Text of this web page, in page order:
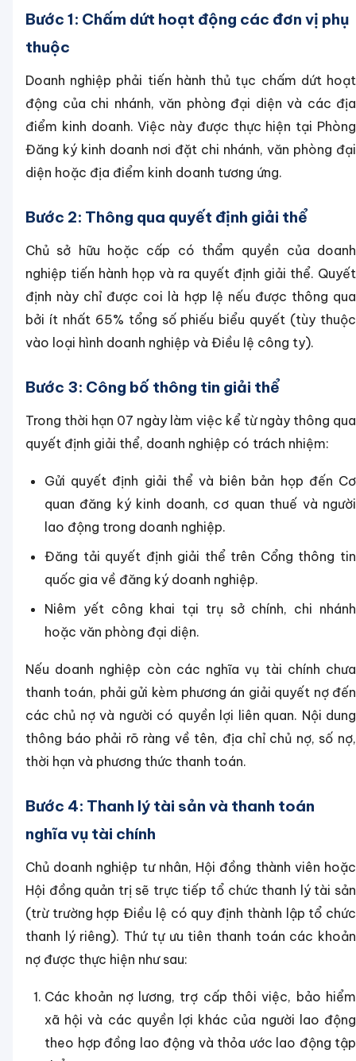
Bước 1: Chấm dứt hoạt động các đơn vị phụ
thuộc
Doanh nghiệp phải tiến hành thủ tục chấm dứt hoạt
động của chi nhánh, văn phòng đại diện và các địa
điểm kinh doanh. Việc này được thực hiện tại Phòng
Đăng ký kinh doanh nơi đặt chi nhánh, văn phòng đại
diện hoặc địa điểm kinh doanh tương ứng.
Bước 2: Thông qua quyết định giải thể
Chủ sở hữu hoặc cấp có thẩm quyền của doanh
nghiệp tiến hành họp và ra quyết định giải thể. Quyết
định này chỉ được coi là hợp lệ nếu được thông qua
bởi ít nhất 65% tổng số phiếu biểu quyết (tùy thuộc
vào loại hình doanh nghiệp và Điều lệ công ty).
Bước 3: Công bố thông tin giải thể
Trong thời hạn 07 ngày làm việc kể từ ngày thông qua
quyết định giải thể, doanh nghiệp có trách nhiệm:
Gửi quyết định giải thể và biên bản họp đến Cơ
quan đăng ký kinh doanh, cơ quan thuế và người
lao động trong doanh nghiệp.
Đăng tải quyết định giải thể trên Cổng thông tin
quốc gia về đăng ký doanh nghiệp.
Niêm yết công khai tại trụ sở chính, chi nhánh
hoặc văn phòng đại diện.
Nếu doanh nghiệp còn các nghĩa vụ tài chính chưa
thanh toán, phải gửi kèm phương án giải quyết nợ đến
các chủ nợ và người có quyền lợi liên quan. Nội dung
thông báo phải rõ ràng về tên, địa chỉ chủ nợ, số nợ,
thời hạn và phương thức thanh toán.
Bước 4: Thanh lý tài sản và thanh toán
nghĩa vụ tài chính
Chủ doanh nghiệp tư nhân, Hội đồng thành viên hoặc
Hội đồng quản trị sẽ trực tiếp tổ chức thanh lý tài sản
(trừ trường hợp Điều lệ có quy định thành lập tổ chức
thanh lý riêng). Thứ tự ưu tiên thanh toán các khoản
nợ được thực hiện như sau:
Các khoản nợ lương, trợ cấp thôi việc, bảo hiểm
xã hội và các quyền lợi khác của người lao động
theo hợp đồng lao động và thỏa ước lao động tập